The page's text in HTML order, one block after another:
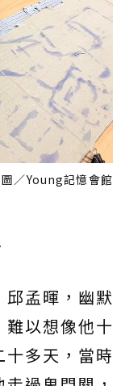
／Young記憶會館
孟暉，幽默
以想像他十
多天，當時